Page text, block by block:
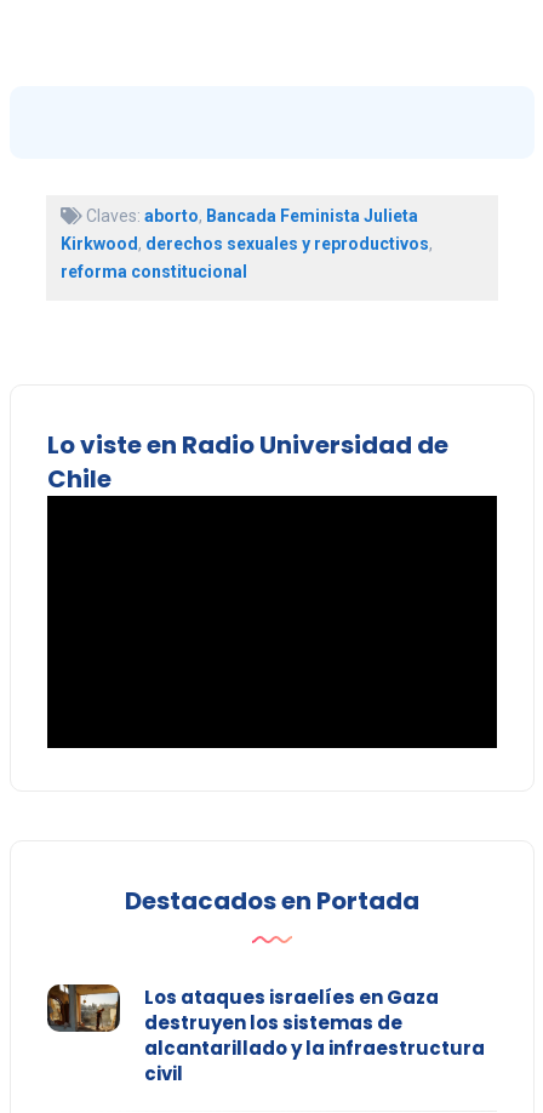
Claves: aborto, Bancada Feminista Julieta
Kirkwood, derechos sexuales y reproductivos,
reforma constitucional
Lo viste en Radio Universidad de
Chile
Destacados en Portada
Los ataques israelíes en Gaza
destruyen los sistemas de
alcantarillado y la infraestructura
civil